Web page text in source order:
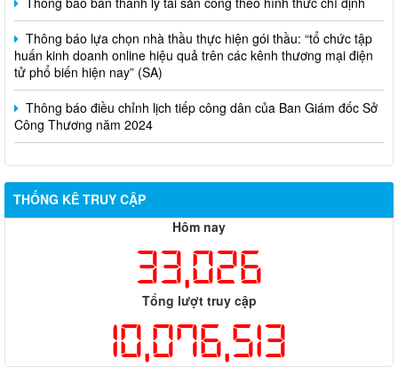
Thông báo lựa chọn nhà thầu thực hiện gói thầu: “tổ chức tập
huấn kinh doanh online hiệu quả trên các kênh thương mại điện
tử phổ biến hiện nay” (SA)
Thông báo điều chỉnh lịch tiếp công dân của Ban Giám đốc Sở
Công Thương năm 2024
THỐNG KÊ TRUY CẬP
Hôm nay
33,026
Tổng lượt truy cập
10,076,513